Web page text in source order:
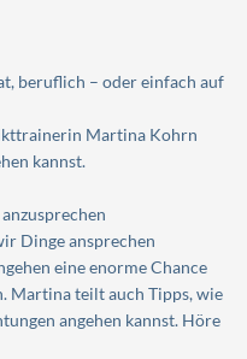
beruflich – oder einfach auf
Martina Kohrn
kannst.
Dinge ansprechen
eine enorme Chance
Martina teilt auch Tipps, wie
angehen kannst. Höre